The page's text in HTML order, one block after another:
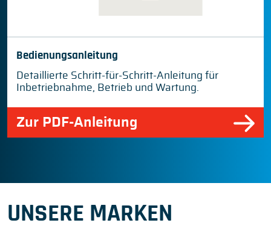
Bedienungsanleitung
Detaillierte Schritt-für-Schritt-Anleitung für
Inbetriebnahme, Betrieb und Wartung.
Zur PDF-Anleitung
UNSERE MARKEN